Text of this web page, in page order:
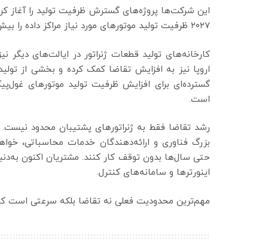
این شرکت‌ها پروژه‌های گسترش ظرفیت تولید را آغاز
۲۰۲۷ ظرفیت تولید موتورهای مورد نیاز مراکز داده را بیش از دو برابر کند.
کارخانه‌های تولید قطعات ژنراتور در ایالت‌های دیگر
اروپا نیز به افزایش تقاضا کمک کرده و بخشی از
گسترده‌ای برای افزایش ظرفیت تولید موتورهای
است.
رشد تقاضا فقط به ژنراتورهای پشتیبان محدود
بزرگ فناوری و ارائه‌دهندگان خدمات محاسباتی،
حتی سال‌ها بدون توقف کار کنند. مشتریان اکنون
اینورترها و سامانه‌های کنترل.
مهم‌ترین محدودیت فعلی نه تقاضا بلکه سرعتی است